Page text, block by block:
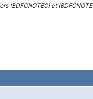
(BDFCNOTEC) et